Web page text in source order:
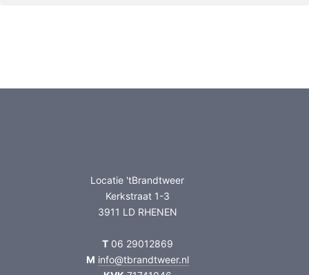
Locatie 'tBrandtweer
Kerkstraat 1-3
3911 LD RHENEN
T06 29012869
M info@tbrandtweer.nl